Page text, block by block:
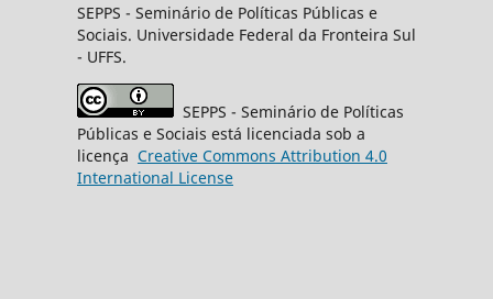
SEPPS - Seminário de Políticas Públicas e
Sociais. Universidade Federal da Fronteira Sul
- UFFS.
SEPPS - Seminário de Políticas
Públicas e Sociais está licenciada sob a
licença Creative Commons Attribution 4.0
International License